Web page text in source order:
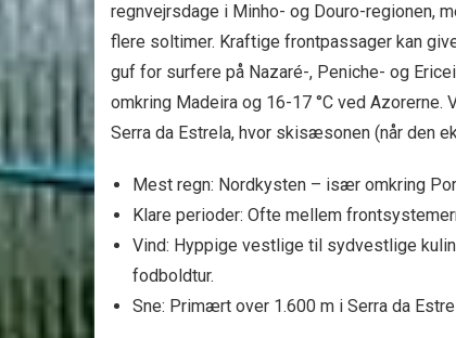
regnvejrsdage i Minho- og Douro-regionen,
flere soltimer. Kraftige frontpassager kan
guf for surfere på Nazaré-, Peniche- og
omkring Madeira og 16-17 °C ved
Serra da Estrela, hvor skisæsonen (når den
Mest regn: Nordkysten – især omkring
Klare perioder: Ofte mellem
Vind: Hyppige vestlige til sydvestlige
fodboldtur.
Sne: Primært over 1.600 m i Serra da